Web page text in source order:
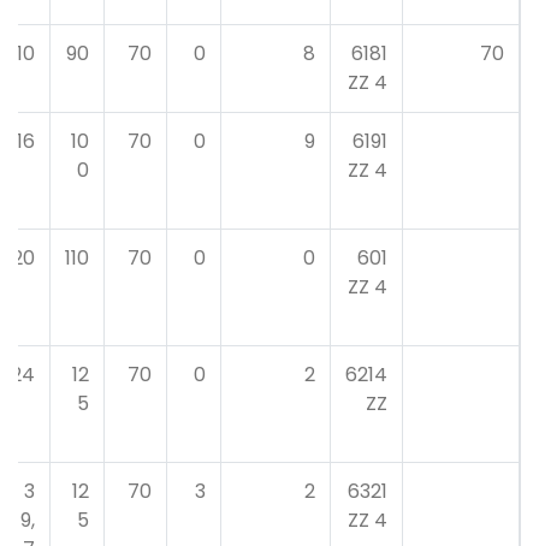
70
6181
4 ZZ
8
0
70
90
10
6191
4 ZZ
9
0
70
10
0
16
601
4 ZZ
0
0
70
110
20
6214
ZZ
2
0
70
12
5
24
6321
4 ZZ
2
3
70
12
5
3
9,